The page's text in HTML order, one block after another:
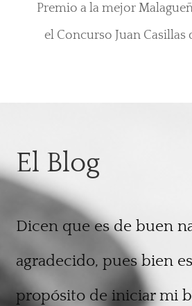
Premio a la mejor
el Concurso Juan Casillas
El Blog
Dicen que es de buen
agradecido, pues bien
propósito de iniciar mi